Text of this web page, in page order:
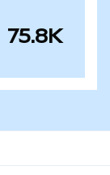
75.8K